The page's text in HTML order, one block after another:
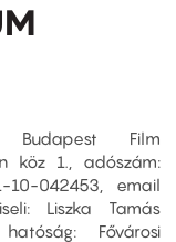
Film
köz 1., adószám:
10-042453, email
Liszka Tamás
Fővárosi